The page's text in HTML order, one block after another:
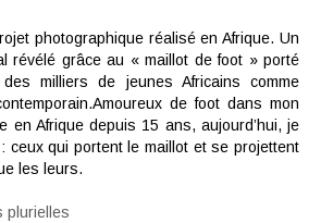
photographique réalisé en Afrique. Un
révélé grâce au « maillot de foot » porté
milliers de jeunes Africains comme
de foot dans mon
en Afrique depuis 15 ans, aujourd’hui, je
ceux qui portent le maillot et se projettent
les leurs.
plurielles